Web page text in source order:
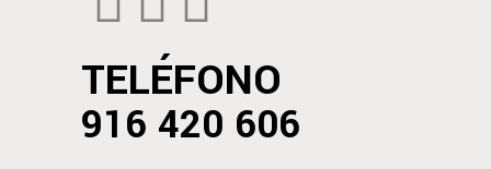
TELÉFONO
916 420 606